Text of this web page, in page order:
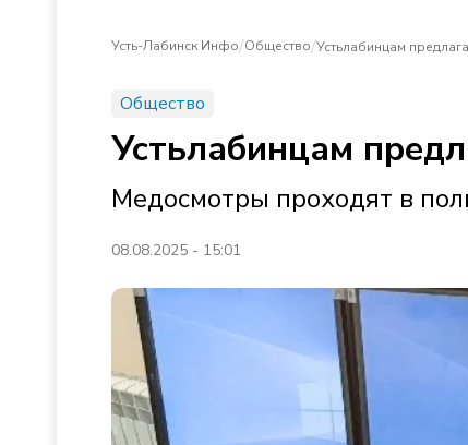
Усть-Лабинск Инфо/Общество/Устьлабинцам
Общество
Устьлабинцам
Медосмотры проходят в
08.08.2025 - 15:01